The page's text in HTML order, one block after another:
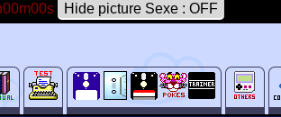
Hide picture Sexe : OFF